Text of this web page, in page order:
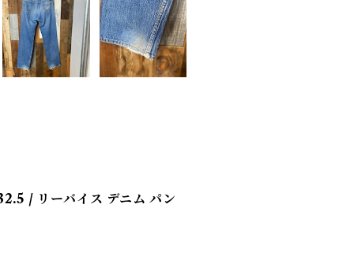
/ リーバイス デニム パン